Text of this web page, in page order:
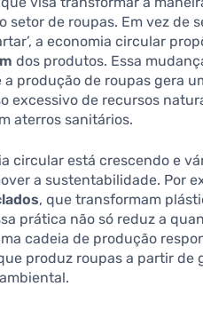
de roupas. Em vez de
a economia circular
dos produtos. Essa
produção de roupas gera
excessivo de recursos
aterros sanitários.
circular está crescendo e
a sustentabilidade. Por
, que transformam
prática não só reduz a
cadeia de produção
produz roupas a partir de